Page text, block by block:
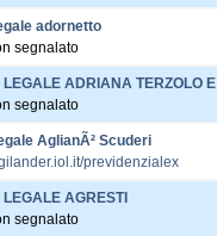
adornetto
segnalato
LEGALE ADRIANA TERZOLO
segnalato
AglianÃ² Scuderi
previdenzialex
LEGALE AGRESTI
segnalato